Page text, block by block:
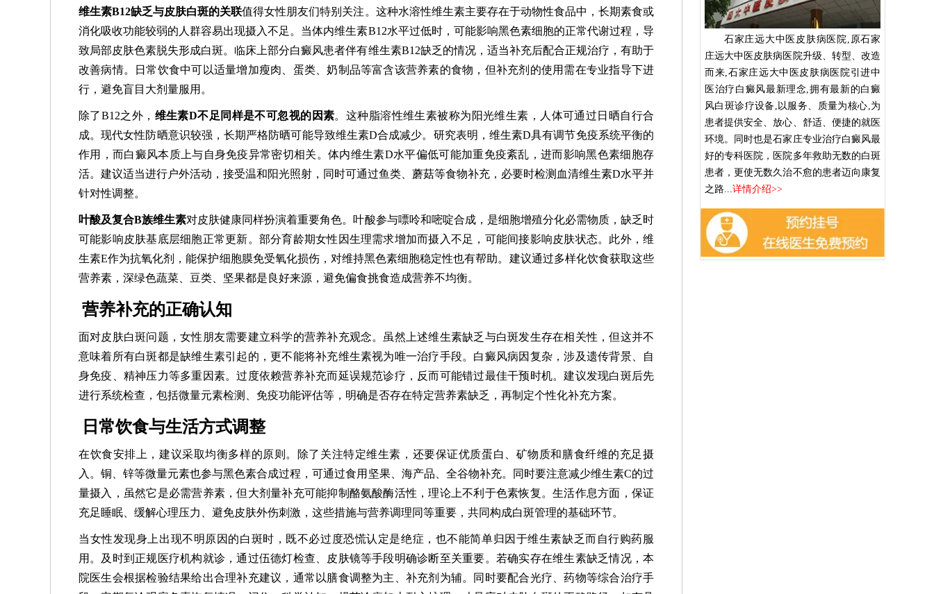
维生素B12缺乏与皮肤白斑的关联值得女性朋友们特别关注。这种水溶性维生素主要存在于动物性食品中，长期素食或
消化吸收功能较弱的人群容易出现摄入不足。当体内维生素B12水平过低时，可能影响黑色素细胞的正常代谢过程，导
致局部皮肤色素脱失形成白斑。临床上部分白癜风患者伴有维生素B12缺乏的情况，适当补充后配合正规治疗，有助于
改善病情。日常饮食中可以适量增加瘦肉、蛋类、奶制品等富含该营养素的食物，但补充剂的使用需在专业指导下进
行，避免盲目大剂量服用。
除了B12之外， 维生素D不足同样是不可忽视的因素。这种脂溶性维生素被称为阳光维生素，人体可通过日晒自行合
成。现代女性防晒意识较强，长期严格防晒可能导致维生素D合成减少。研究表明，维生素D具有调节免疫系统平衡的
作用，而白癜风本质上与自身免疫异常密切相关。体内维生素D水平偏低可能加重免疫紊乱，进而影响黑色素细胞存
活。建议适当进行户外活动，接受温和阳光照射，同时可通过鱼类、蘑菇等食物补充，必要时检测血清维生素D水平并
针对性调整。
叶酸及复合B族维生素对皮肤健康同样扮演着重要角色。叶酸参与嘌呤和嘧啶合成，是细胞增殖分化必需物质，缺乏时
可能影响皮肤基底层细胞正常更新。部分育龄期女性因生理需求增加而摄入不足，可能间接影响皮肤状态。此外，维
生素E作为抗氧化剂，能保护细胞膜免受氧化损伤，对维持黑色素细胞稳定性也有帮助。建议通过多样化饮食获取这些
营养素，深绿色蔬菜、豆类、坚果都是良好来源，避免偏食挑食造成营养不均衡。
营养补充的正确认知
面对皮肤白斑问题，女性朋友需要建立科学的营养补充观念。虽然上述维生素缺乏与白斑发生存在相关性，但这并不
意味着所有白斑都是缺维生素引起的，更不能将补充维生素视为唯一治疗手段。白癜风病因复杂，涉及遗传背景、自
身免疫、精神压力等多重因素。过度依赖营养补充而延误规范诊疗，反而可能错过最佳干预时机。建议发现白斑后先
进行系统检查，包括微量元素检测、免疫功能评估等，明确是否存在特定营养素缺乏，再制定个性化补充方案。
日常饮食与生活方式调整
在饮食安排上，建议采取均衡多样的原则。除了关注特定维生素，还要保证优质蛋白、矿物质和膳食纤维的充足摄
入。铜、锌等微量元素也参与黑色素合成过程，可通过食用坚果、海产品、全谷物补充。同时要注意减少维生素C的过
量摄入，虽然它是必需营养素，但大剂量补充可能抑制酪氨酸酶活性，理论上不利于色素恢复。生活作息方面，保证
充足睡眠、缓解心理压力、避免皮肤外伤刺激，这些措施与营养调理同等重要，共同构成白斑管理的基础环节。
当女性发现身上出现不明原因的白斑时，既不必过度恐慌认定是绝症，也不能简单归因于维生素缺乏而自行购药服
用。及时到正规医疗机构就诊，通过伍德灯检查、皮肤镜等手段明确诊断至关重要。若确实存在维生素缺乏情况，本
院医生会根据检验结果给出合理补充建议，通常以膳食调整为主、补充剂为辅。同时要配合光疗、药物等综合治疗手
石家庄远大中医皮肤病医院,原石家
庄远大中医皮肤病医院升级、转型、改造
而来,石家庄远大中医皮肤病医院引进中
医治疗白癜风最新理念,拥有最新的白癜
风白斑诊疗设备,以服务、质量为核心,为
患者提供安全、放心、舒适、便捷的就医
环境。同时也是石家庄专业治疗白癜风最
好的专科医院，医院多年救助无数的白斑
患者，更使无数久治不愈的患者迈向康复
之路...详情介绍>>